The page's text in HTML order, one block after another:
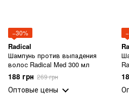
−30%
Radical
Шампунь против выпадения
волос Radical Med 300 мл
188 грн 269 грн
Оптовые цены